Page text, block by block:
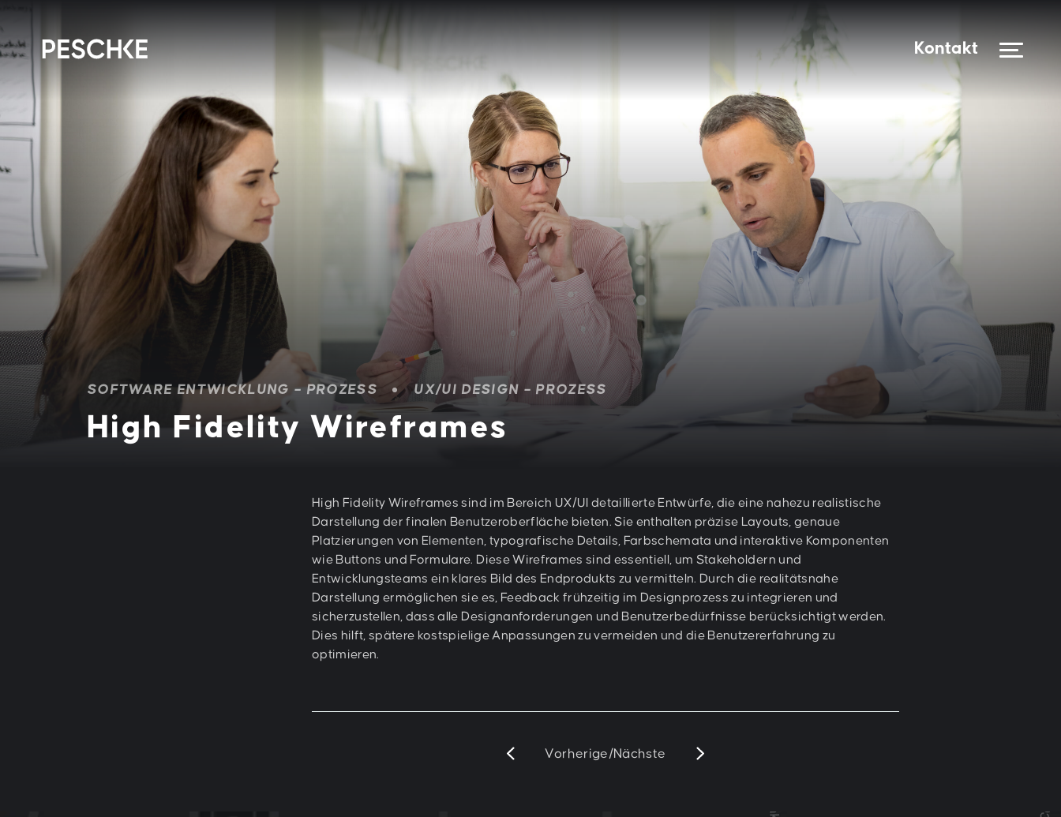
Kontakt
SOFTWARE ENTWICKLUNG – PROZESS UX/UI DESIGN – PROZESS
High Fidelity Wireframes
High Fidelity Wireframes sind im Bereich UX/UI detaillierte Entwürfe, die eine nahezu realistische
Darstellung der finalen Benutzeroberfläche bieten. Sie enthalten präzise Layouts, genaue
Platzierungen von Elementen, typografische Details, Farbschemata und interaktive Komponenten
wie Buttons und Formulare. Diese Wireframes sind essentiell, um Stakeholdern und
Entwicklungsteams ein klares Bild des Endprodukts zu vermitteln. Durch die realitätsnahe
Darstellung ermöglichen sie es, Feedback frühzeitig im Designprozess zu integrieren und
sicherzustellen, dass alle Designanforderungen und Benutzerbedürfnisse berücksichtigt werden.
Dies hilft, spätere kostspielige Anpassungen zu vermeiden und die Benutzererfahrung zu
optimieren.
Vorherige/Nächste